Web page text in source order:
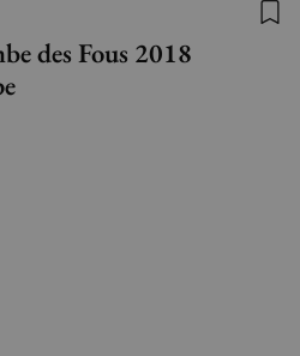
des Fous 2018